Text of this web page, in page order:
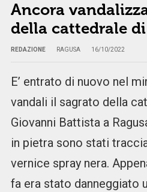
Ancora
della cattedrale
REDAZIONE RAGUSA 16/10/2022
E’ entrato di nuovo nel
vandali il sagrato della
Giovanni Battista a
in pietra sono stati
vernice spray nera.
fa era stato danneggiato